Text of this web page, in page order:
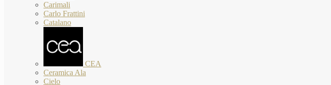
Carimali
Carlo Frattini
Catalano
CEA
Ceramica Ala
Cielo